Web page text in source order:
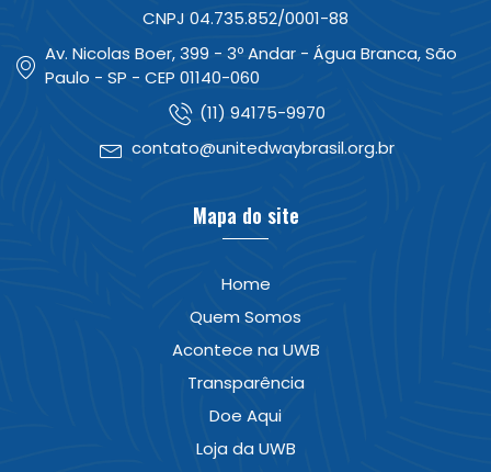
CNPJ 04.735.852/0001-88
Av. Nicolas Boer, 399 - 3º Andar - Água Branca, São
Paulo - SP - CEP 01140-060
(11) 94175-9970
contato@unitedwaybrasil.org.br
Mapa do site
Home
Quem Somos
Acontece na UWB
Transparência
Doe Aqui
Loja da UWB